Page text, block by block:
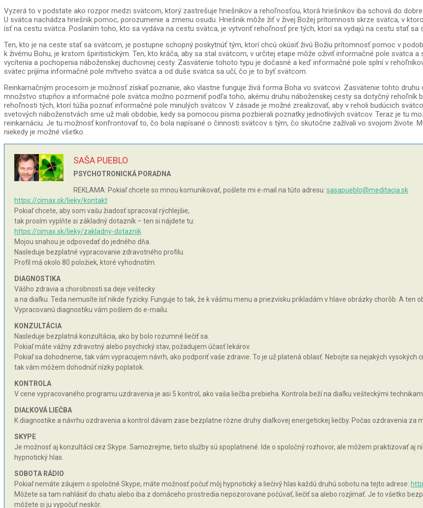
Vyzerá to v podstate ako rozpor medzi svätcom, ktorý zastrešuje hriešnikov a rehoľnosťou, ktorá hriešnikov iba schová do
U svätca nachádza hriešnik pomoc, porozumenie a zmenu osudu. Hriešnik môže žiť v živej Božej prítomnosti skrze svätca, v
ísť na cestu svätca. Poslaním toho, kto sa vydáva na cestu svätca, je vytvoriť rehoľnosť pre tých, ktorí sa vydajú na cestu stať sa
Ten, kto je na ceste stať sa svätcom, je postupne schopný poskytnúť tým, ktorí chcú okúsiť živú Božiu prítomnosť pomoc v
k živému Bohu, je krstom špiritistickým. Ten, kto kráča, aby sa stal svätcom, v určitej etape môže oživiť informačné pole svätca
vycítenia a pochopenia náboženskej duchovnej cesty. Zasvätenie tohoto typu je dočasné a keď informačné pole splní v
svätec prijíma informačné pole mŕtveho svätca a od duše svätca sa učí, čo je to byť svätcom.
Reinkarnačným procesom je možnosť získať poznanie, ako vlastne funguje živá forma Boha vo svätcovi. Zasvätenie tohto
množstvo stupňov a informačné pole svätca možno pozmeniť podľa toho, akému druhu náboženskej cesty sa dotyčný
rehoľnosti tých, ktorí túžia poznať informačné pole minulých svätcov. V zásade je možné zrealizovať, aby v reholi budúcich
svetových náboženstvách sme už mali obdobie, kedy sa pomocou písma pozbierali poznatky jednotlivých svätcov. Teraz je tu
reinkarnáciu. Je tu možnosť konfrontovať to, čo bola napísané o činnosti svätcov s tým, čo skutočne zažívali vo svojom živote.
niekedy je možné všetko.
SAŠA PUEBLO
PSYCHOTRONICKÁ PORADNA
REKLAMA: Pokiaľ chcete so mnou komunikovať, pošlete mi e-mail na túto adresu: sasapueblo@meditacia.sk
https://cimax.sk/lieky/kontakt
Pokiaľ chcete, aby som vašu žiadosť spracoval rýchlejšie,
tak prosím vyplňte si základný dotazník – ten si nájdete tu:
https://cimax.sk/lieky/zakladny-dotaznik
Mojou snahou je odpovedať do jedného dňa.
Nasleduje bezplatné vypracovanie zdravotného profilu.
Profil má okolo 80 položiek, ktoré vyhodnotím.
DIAGNOSTIKA
Vášho zdravia a chorobnosti sa deje veštecky
a na diaľku. Teda nemusíte ísť nikde fyzicky. Funguje to tak, že k vášmu menu a priezvisku prikladám v hlave obrázky chorôb. A ten
Vypracovanú diagnostiku vám pošlem do e-mailu.
KONZULTÁCIA
Nasleduje bezplatná konzultácia, ako by bolo rozumné liečiť sa.
Pokiaľ máte vážny zdravotný alebo psychický stav, požadujem účasť lekárov.
Pokiaľ sa dohodneme, tak vám vypracujem návrh, ako podporiť vaše zdravie. To je už platená oblasť. Nebojte sa nejakých
tak vám môžem dohodnúť nízky poplatok.
KONTROLA
V cene vypracovaného programu uzdravenia je asi 5 kontrol, ako vaša liečba prebieha. Kontrola beží na diaľku vešteckými
DIAĽKOVÁ LIEČBA
K diagnostike a návrhu ozdravenia a kontrol dávam zase bezplatne rôzne druhy diaľkovej energetickej liečby. Počas ozdravenia za
SKYPE
Je možnosť aj konzultácií cez Skype. Samozrejme, tieto služby sú spoplatnené. Ide o spoločný rozhovor, ale môžem praktizovať aj
hypnotický hlas.
SOBOTA RÁDIO
Pokiaľ nemáte záujem o spoločné Skype, máte možnosť počuť môj hypnotický a liečivý hlas každú druhú sobotu na tejto adrese:
Môžete sa tam nahlásiť do chatu alebo iba z domáceho prostredia nepozorovane počúvať, liečiť sa alebo rozjímať. Je to všetko
môžete si ju vypočuť neskôr.